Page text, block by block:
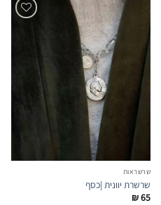
שרשראות
שרשרת יוונית |כסף
₪65